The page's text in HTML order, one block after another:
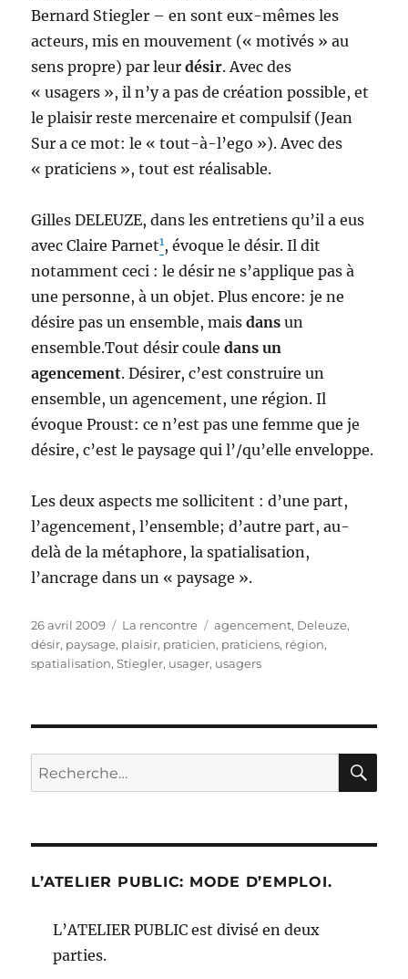
Bernard Stiegler – en sont eux-mêmes les
acteurs, mis en mouvement (« motivés » au
sens propre) par leurdésir. Avec des
« usagers », il n’y a pas de création possible, et
le plaisir reste mercenaire et compulsif (Jean
Sur a ce mot: le « tout-à-l’ego »). Avec des
« praticiens », tout est réalisable.
Gilles DELEUZE, dans les entretiens qu’il a eus
avec Claire Parnet1, évoque le désir. Il dit
notamment ceci : le désir ne s’applique pas à
une personne, à un objet. Plus encore: je ne
désire pas un ensemble, maisdansun
ensemble.Tout désir couledans un
agencement. Désirer, c’est construire un
ensemble, un agencement, une région. Il
évoque Proust: ce n’est pas une femme que je
désire, c’est le paysage qui l’/qu’elle enveloppe.
Les deux aspects me sollicitent : d’une part,
l’agencement, l’ensemble; d’autre part, au-
delà de la métaphore, la spatialisation,
l’ancrage dans un « paysage ».
Publié
le
26 avril 2009 Catégories
La rencontre Étiquettes
agencement, Deleuze,
désir, paysage, plaisir, praticien, praticiens, région,
spatialisation,Stiegler, usager, usagers
Recherche
pour :
L’ATELIER PUBLIC: MODE D’EMPLOI.
L’ATELIER PUBLIC est divisé en deux
parties.